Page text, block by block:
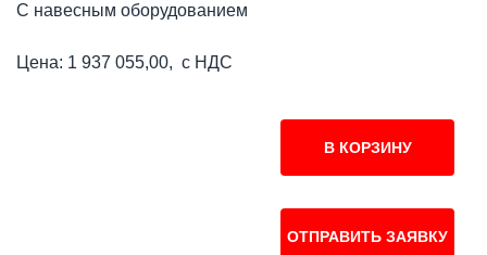
С навесным оборудованием
Цена: 1 937 055,00, с НДС
В КОРЗИНУ
ОТПРАВИТЬ ЗАЯВКУ